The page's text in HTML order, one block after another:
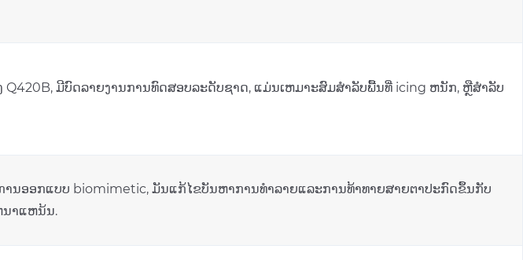
Q420B, ມີບົດລາຍງານການທົດສອບລະດັບຊາດ, ແມ່ນເຫມາະສົມສໍາລັບພື້ນທີ່ icing ຫນັກ, ຫຼືສໍາລັບ
ນອອກແບບ biomimetic, ມັນແກ້ໄຂບັນຫາການທໍາລາຍແລະການທ້າທາຍສາຍຕາປະກົດຂຶ້ນກັບ
ນາແຫນ້ນ.